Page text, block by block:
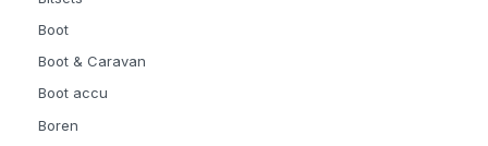
Boot
Boot & Caravan
Boot accu
Boren